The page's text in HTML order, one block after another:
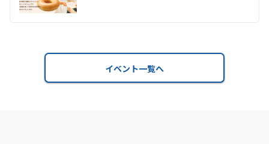
イベント一覧へ